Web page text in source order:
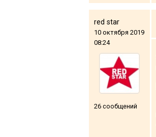
red star
10 октября 2019
08:24
26 сообщений
ПРОЖИВАНИЕ